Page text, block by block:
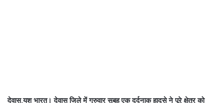
देवास,यश भारत। देवास जिले में गुरुवार सुबह एक दर्दनाक हादसे ने पूरे क्षेत्र को